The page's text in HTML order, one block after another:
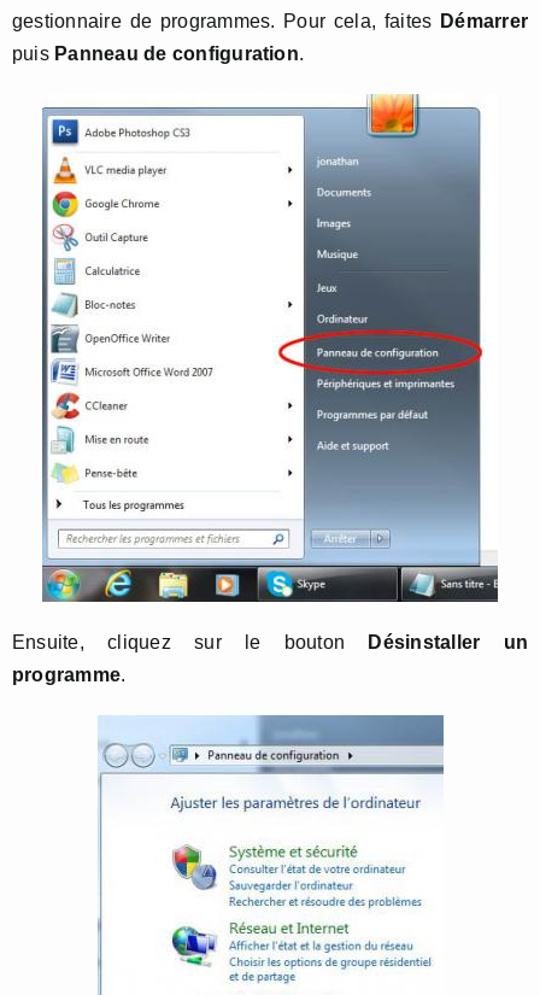
gestionnaire de programmes. Pour cela, faites Démarrer
puis Panneau de configuration.
Ensuite, cliquez sur le bouton
Désinstaller un
programme.